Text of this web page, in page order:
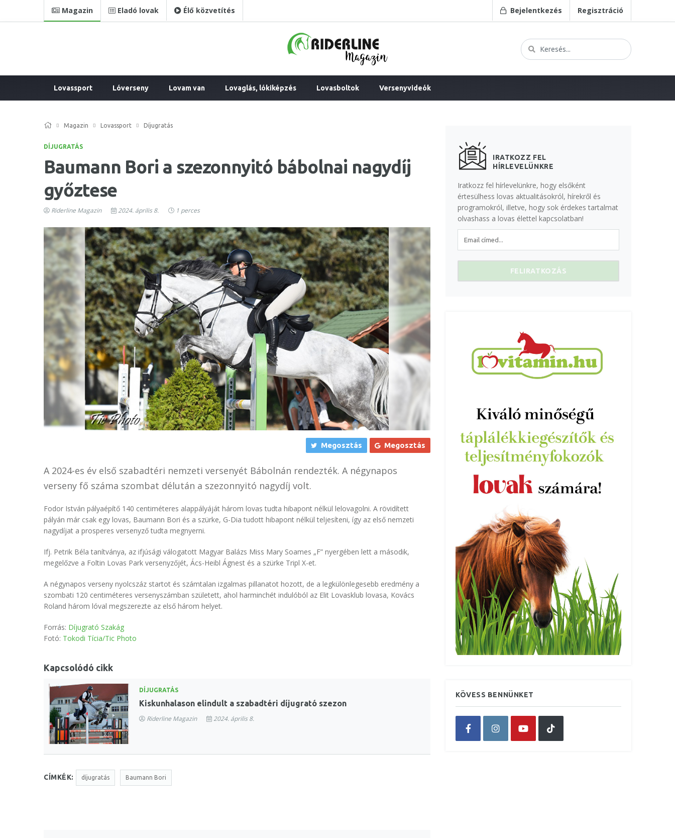
Magazin Eladó lovak Élő közvetítés Bejelentkezés Regisztráció
Lovassport Lóverseny Lovam van Lovaglás, lókiképzés Lovasboltok Versenyvideók
Magazin Lovassport Díjugratás
DÍJUGRATÁS
Baumann Bori a szezonnyitó bábolnai nagydíj
győztese
Riderline Magazin 2024. április 8. 1 perces
Megosztás Megosztás
A 2024-es év első szabadtéri nemzeti versenyét Bábolnán rendezték. A négynapos
verseny fő száma szombat délután a szezonnyitó nagydíj volt.
Fodor István pályaépítő 140 centiméteres alappályáját három lovas tudta hibapont nélkül lelovagolni. A rövidített
pályán már csak egy lovas, Baumann Bori és a szürke, G-Dia tudott hibapont nélkül teljesíteni, így az első nemzeti
nagydíjat a prosperes versenyző tudta megnyerni.
Ifj. Petrik Béla tanítványa, az ifjúsági válogatott Magyar Balázs Miss Mary Soames „F” nyergében lett a második,
megelőzve a Foltin Lovas Park versenyzőjét, Ács-Heibl Ágnest és a szürke Tripl X-et.
A négynapos verseny nyolcszáz startot és számtalan izgalmas pillanatot hozott, de a legkülönlegesebb eredmény a
szombati 120 centiméteres versenyszámban született, ahol harminchét indulóból az Elit Lovasklub lovasa, Kovács
Roland három lóval megszerezte az első három helyet.
Forrás: Díjugrató Szakág
Fotó: Tokodi Tícia/Tic Photo
Kapcsolódó cikk
DÍJUGRATÁS
Kiskunhalason elindult a szabadtéri díjugrató szezon
Riderline Magazin 2024. április 8.
CÍMKÉK: díjugratás Baumann Bori
IRATKOZZ FEL
HÍRLEVELÜNKRE
Iratkozz fel hírlevelünkre, hogy elsőként
értesülhess lovas aktualitásokról, hírekről és
programokról, illetve, hogy sok érdekes tartalmat
olvashass a lovas élettel kapcsolatban!
KÖVESS BENNÜNKET